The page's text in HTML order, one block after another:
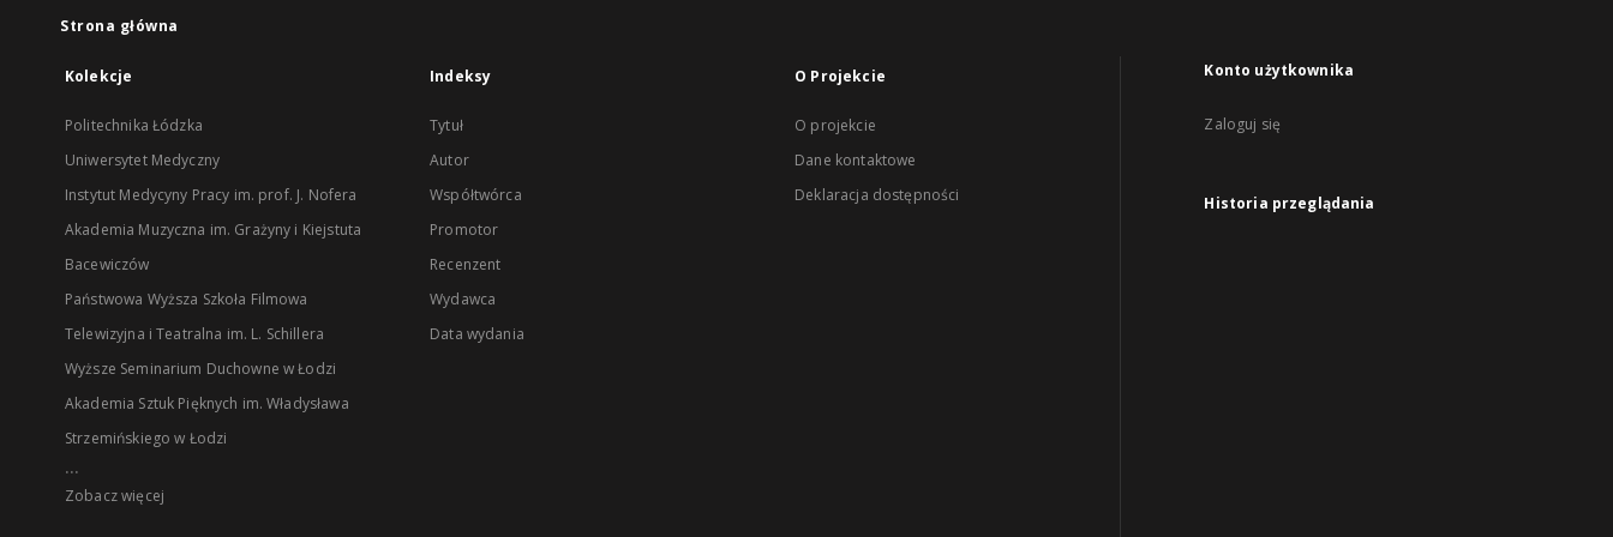
Strona główna
Kolekcje
Politechnika Łódzka
Uniwersytet Medyczny
Instytut Medycyny Pracy im. prof. J. Nofera
Akademia Muzyczna im. Grażyny i Kiejstuta
Bacewiczów
Państwowa Wyższa Szkoła Filmowa
Telewizyjna i Teatralna im. L. Schillera
Wyższe Seminarium Duchowne w Łodzi
Akademia Sztuk Pięknych im. Władysława
Strzemińskiego w Łodzi
...
Zobacz więcej
Indeksy
Tytuł
Autor
Współtwórca
Promotor
Recenzent
Wydawca
Data wydania
O Projekcie
O projekcie
Dane kontaktowe
Deklaracja dostępności
Konto użytkownika
Zaloguj się
Historia przeglądania